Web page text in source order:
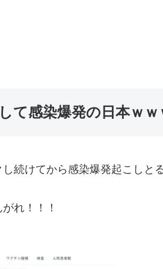
て感染爆発の日本ｗｗ
続けてから感染爆発起こしと
れ！！！